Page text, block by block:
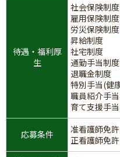
待遇・福利厚
生
社会保険制度
雇用保険制度
労災保険制度
昇給制度
社宅制度
通勤手当制度
退職金制度
特別手当(健
職員紹介手
育て支援手
応募条件
准看護師免許
正看護師免許